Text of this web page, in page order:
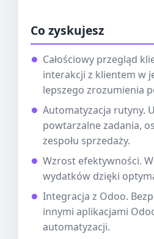
Co zyskujesz
Całościowy przegląd
interakcji z klientem w
lepszego zrozumienia
Automatyzacja rutyny.
powtarzalne zadania,
zespołu sprzedaży.
Wzrost efektywności.
wydatków dzięki
Integracja z Odoo.
innymi aplikacjami
automatyzacji.